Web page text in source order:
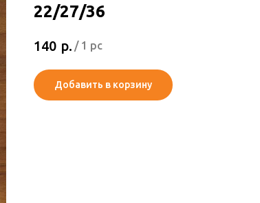
22/27/36
140 р. / 1 pc
Добавить в корзину